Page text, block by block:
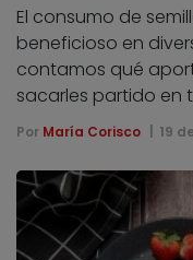
El consumo de
beneficioso en
contamos qué
sacarles partido en
Por María Corisco 19